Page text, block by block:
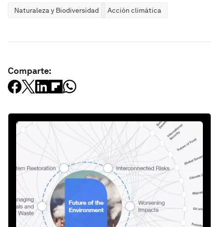
Naturaleza y Biodiversidad Acción climática
Comparte: